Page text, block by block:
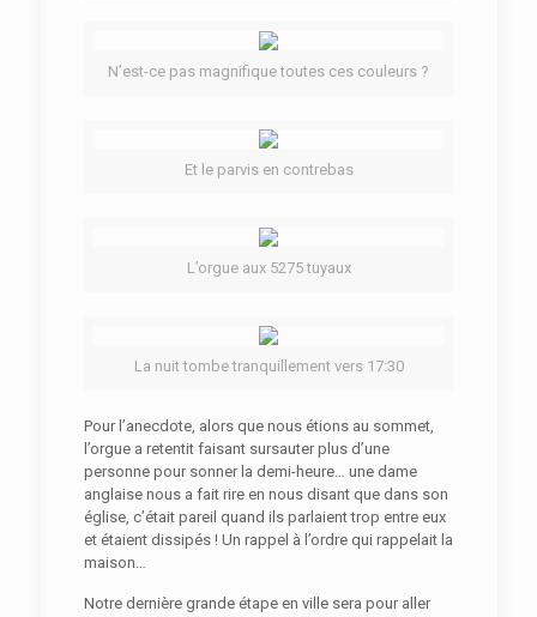
N’est-ce pas magnifique toutes ces couleurs ?
Et le parvis en contrebas
L’orgue aux 5275 tuyaux
La nuit tombe tranquillement vers 17:30
Pour l’anecdote, alors que nous étions au sommet,
l’orgue a retentit faisant sursauter plus d’une
personne pour sonner la demi-heure… une dame
anglaise nous a fait rire en nous disant que dans son
église, c’était pareil quand ils parlaient trop entre eux
et étaient dissipés ! Un rappel à l’ordre qui rappelait la
maison…
Notre dernière grande étape en ville sera pour aller